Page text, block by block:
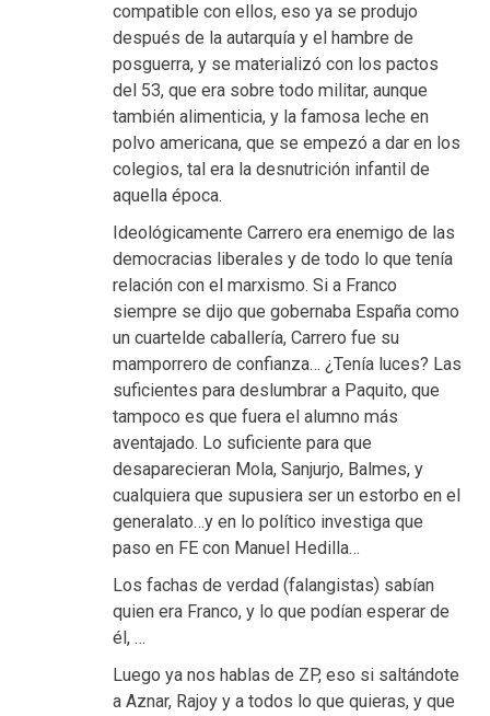
compatible con ellos, eso ya se produjo
después de la autarquía y el hambre de
posguerra, y se materializó con los pactos
del 53, que era sobre todo militar, aunque
también alimenticia, y la famosa leche en
polvo americana, que se empezó a dar en los
colegios, tal era la desnutrición infantil de
aquella época.
Ideológicamente Carrero era enemigo de las
democracias liberales y de todo lo que tenía
relación con el marxismo. Si a Franco
siempre se dijo que gobernaba España como
un cuartelde caballería, Carrero fue su
mamporrero de confianza… ¿Tenía luces? Las
suficientes para deslumbrar a Paquito, que
tampoco es que fuera el alumno más
aventajado. Lo suficiente para que
desaparecieran Mola, Sanjurjo, Balmes, y
cualquiera que supusiera ser un estorbo en el
generalato…y en lo político investiga que
paso en FE con Manuel Hedilla…
Los fachas de verdad (falangistas) sabían
quien era Franco, y lo que podían esperar de
él, …
Luego ya nos hablas de ZP, eso si saltándote
a Aznar, Rajoy y a todos lo que quieras, y que